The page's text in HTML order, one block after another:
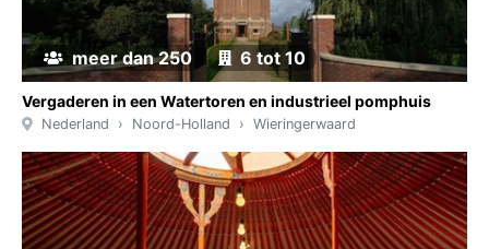
meer dan 250 6 tot 10
Vergaderen in een Watertoren en industrieel pomphuis
Nederland Noord-Holland Wieringerwaard